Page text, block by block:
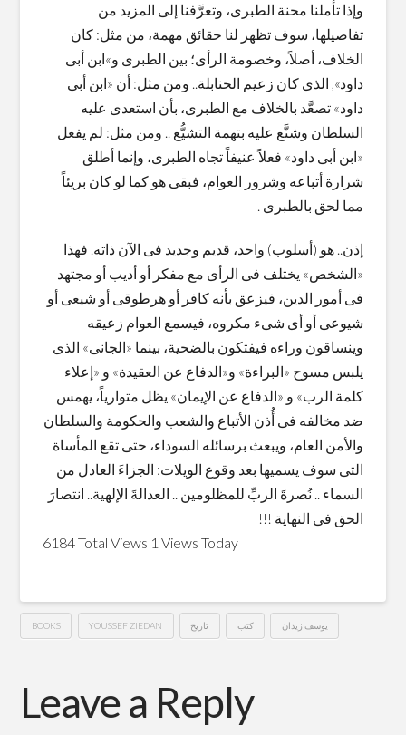
وإذا تأملنا محنة الطبرى، وتعرَّفنا إلى المزيد من
تفاصيلها، سوف تظهر لنا حقائق مهمة، من مثل: كان
الخلاف، أصلاً، وخصومة الرأى؛ بين الطبرى و»ابن أبى
داود», الذى كان زعيم الحنابلة.. ومن مثل: أن «ابن أبى
داود» تصعَّد بالخلاف مع الطبرى، بأن استعدى عليه
السلطان وشنَّع عليه بتهمة التشيُّع .. ومن مثل: لم يفعل
«ابن أبى داود» فعلاً عنيفاً تجاه الطبرى، وإنما أطلق
شرارة أتباعه وشرور العوام، فبقى هو كما لو كان بريئاً
مما لحق بالطبرى .
إذن.. هو (أسلوب) واحد، قديم وجديد فى الآن ذاته. فهذا
«الشخص» يختلف فى الرأى مع مفكر أو أديب أو مجتهد
فى أمور الدين، فيزعق بأنه كافر أو هرطوقى أو شيعى أو
شيوعى أو أى شىء مكروه، فيسمع العوام زعيقه
وينساقون وراءه فيفتكون بالضحية، بينما «الجانى» الذى
يلبس مسوح «البراءة» و«الدفاع عن العقيدة» و «إعلاء
كلمة الرب» و «الدفاع عن الإيمان» يظل متوارياً، يهمس
ضد مخالفه فى أُذن الأتباع والشعب والحكومة والسلطان
والأمن العام، ويبعث برسائله السوداء، حتى تقع المأساة
التى سوف يسميها بعد وقوع الويلات: الجزاءَ العادل من
السماء .. نُصرةَ الربِّ للمظلومين .. العدالةَ الإلهية.. انتصارَ
الحق فى النهاية !!!
6184 Total Views 1 Views Today
BOOKS YOUSSEF ZIEDAN تاريخ كتب يوسف زيدان
سباعية
“الحسبة
Leave a Reply